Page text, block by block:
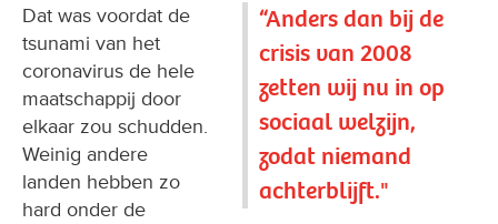
“Anders dan bij de
crisis van 2008
zetten wij nu in op
sociaal welzijn,
zodat niemand
achterblijft."
Dat was voordat de
tsunami van het
coronavirus de hele
maatschappij door
elkaar zou schudden.
Weinig andere
landen hebben zo
hard onder de